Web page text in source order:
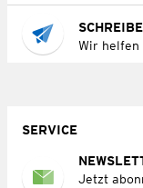
Wir helfen
SERVICE
Jetzt